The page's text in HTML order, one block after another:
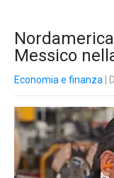
Messico
Economia e finanza |